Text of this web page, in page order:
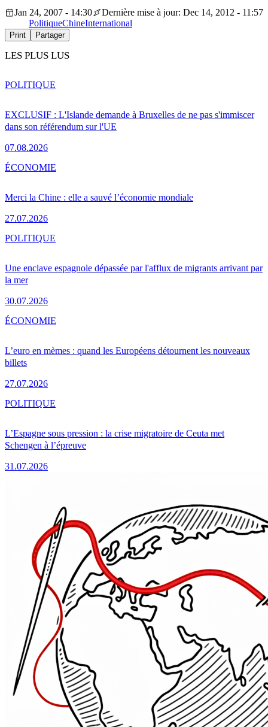
Jan 24, 2007 - 14:30
Dernière mise à jour: Dec 14, 2012 - 11:57
PolitiqueChineInternational
Print Partager
LES PLUS LUS
EXCLUSIF : L'Islande demande à Bruxelles de ne pas s'immiscer
dans son référendum sur l'UE
07.08.2026
POLITIQUE
Merci la Chine : elle a sauvé l’économie mondiale
27.07.2026
ÉCONOMIE
Une enclave espagnole dépassée par l'afflux de migrants arrivant par
la mer
30.07.2026
POLITIQUE
L’euro en mèmes : quand les Européens détournent les nouveaux
billets
27.07.2026
ÉCONOMIE
L’Espagne sous pression : la crise migratoire de Ceuta met
Schengen à l’épreuve
31.07.2026
POLITIQUE